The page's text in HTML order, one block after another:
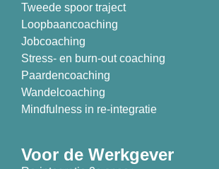
Tweede spoor traject
Loopbaancoaching
Jobcoaching
Stress- en burn-out coaching
Paardencoaching
Wandelcoaching
Mindfulness in re-integratie
Voor de Werkgever